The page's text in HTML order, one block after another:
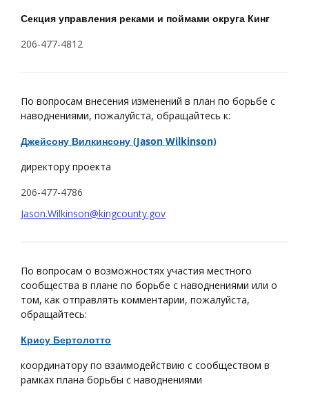
Секция управления реками и поймами округа Кинг
206-477-4812
По вопросам внесения изменений в план по борьбе с
наводнениями, пожалуйста, обращайтесь к:
Джейсону Вилкинсону (Jason Wilkinson)
директору проекта
206-477-4786
Jason.Wilkinson@kingcounty.gov
По вопросам о возможностях участия местного
сообщества в плане по борьбе с наводнениями или о
том, как отправлять комментарии, пожалуйста,
обращайтесь:
Крису Бертолотто
координатору по взаимодействию с сообществом в
рамках плана борьбы с наводнениями